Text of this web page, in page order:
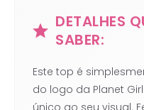
DETALHES
SABER:
Este top é
do logo da Planet
único ao seu visual.